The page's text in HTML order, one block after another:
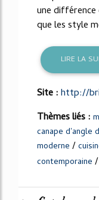
une
que les style
LIRE LA
Site :http://
Thèmes liés :
canape d'angle
moderne /
contemporaine /